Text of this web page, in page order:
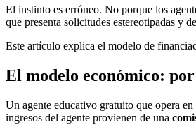
El instinto es erróneo. No porque los
que presenta solicitudes estereotipadas y
Este artículo explica el modelo de
El modelo económico:
Un agente educativo gratuito que opera
ingresos del agente provienen de una